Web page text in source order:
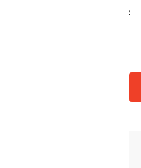
sklady • Plocha 100 m²